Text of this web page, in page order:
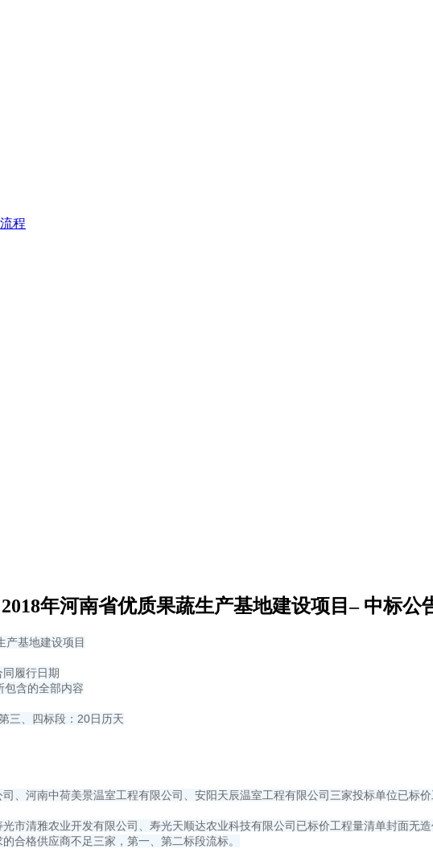
程
年河南省优质果蔬生产基地建设项目– 中标公
产基地建设项目
履行日期
包含的全部内容
三、四标段：20日历天
、河南中荷美景温室工程有限公司、安阳天辰温室工程有限公司三家投标单位已标
市清雅农业开发有限公司、寿光天顺达农业科技有限公司已标价工程量清单封面无
合格供应商不足三家，第一、第二标段流标。